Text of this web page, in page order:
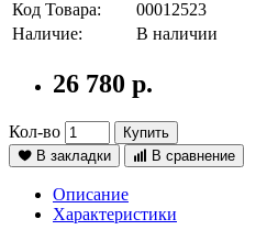
Код Товара:
00012523
Наличие:
В наличии
26 780 р.
Кол-во
Купить
В закладки
В сравнение
Описание
Характеристики